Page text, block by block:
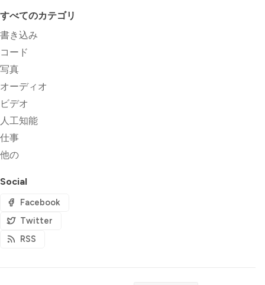
すべてのカテゴリ
書き込み
コード
写真
オーディオ
ビデオ
人工知能
仕事
他の
Social
Facebook
Twitter
RSS